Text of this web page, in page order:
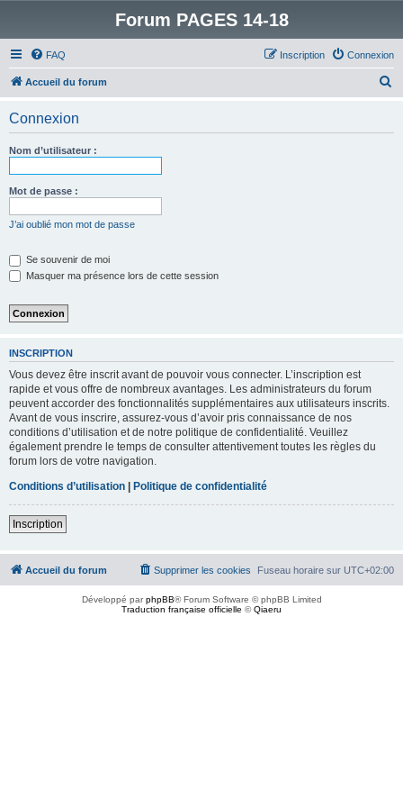
Forum PAGES 14-18
FAQ Connexion
Inscription
Accueil du forum
Connexion
Nom d’utilisateur :
Mot de passe :
J’ai oublié mon mot de passe
Se souvenir de moi
Masquer ma présence lors de cette session
INSCRIPTION
Vous devez être inscrit avant de pouvoir vous connecter. L’inscription est
rapide et vous offre de nombreux avantages. Les administrateurs du forum
peuvent accorder des fonctionnalités supplémentaires aux utilisateurs inscrits.
Avant de vous inscrire, assurez-vous d’avoir pris connaissance de nos
conditions d’utilisation et de notre politique de confidentialité. Veuillez
également prendre le temps de consulter attentivement toutes les règles du
forum lors de votre navigation.
Conditions d’utilisation | Politique de confidentialité
Inscription
Accueil du forum Fuseau horaire sur UTC+02:00
Supprimer les cookies
Développé parphpBB® Forum Software © phpBB Limited
Traduction française officielle ©Qiaeru